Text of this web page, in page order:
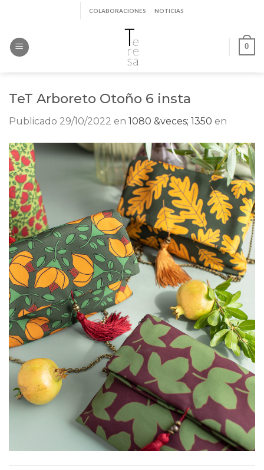
contenido
COLABORACIONES NOTICIAS
0
TeT Arboreto Otoño 6 insta
Publicado 29/10/2022 en 1080 &veces; 1350 en